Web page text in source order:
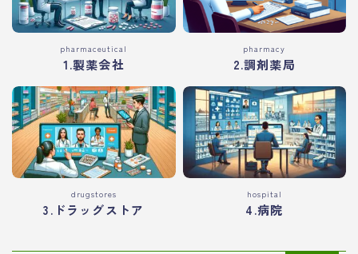
pharmaceutical
1.製薬会社
pharmacy
2.調剤薬局
drugstores
3.ドラッグストア
hospital
4.病院